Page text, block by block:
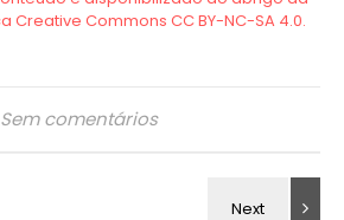
Sem comentários